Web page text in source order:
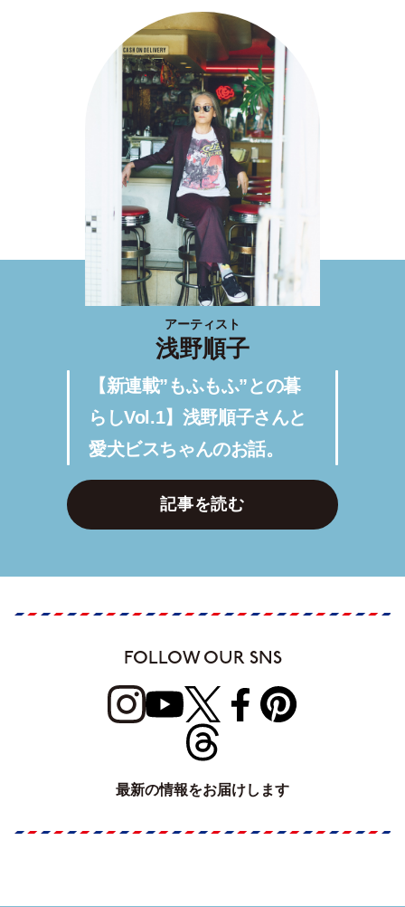
アーティスト
浅野順子
【新連載”もふもふ”との暮
らしVol.1】浅野順子さんと
愛犬ビスちゃんのお話。
記事を読む
FOLLOW OUR SNS
最新の情報をお届けします